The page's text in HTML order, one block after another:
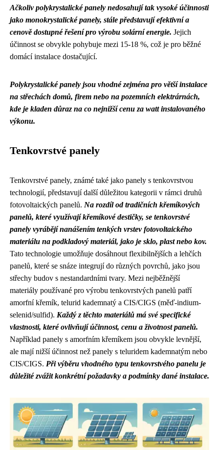
Ačkoliv polykrystalické panely nedosahují tak vysoké účinnosti
jako monokrystalické panely, stále představují efektivní a
cenově dostupné řešení pro výrobu solární energie. Jejich
účinnost se obvykle pohybuje mezi 15-18 %, což je pro běžné
domácí instalace dostačující.
Polykrystalické panely jsou vhodné zejména pro větší instalace
na střechách domů, firem nebo na pozemních elektrárnách,
kde je kladen důraz na co nejnižší cenu za watt instalovaného
výkonu.
Tenkovrstvé panely
Tenkovrstvé panely, známé také jako panely s tenkovrstvou
technologií, představují další důležitou kategorii v rámci druhů
fotovoltaických panelů. Na rozdíl od tradičních křemíkových
panelů, které využívají křemíkové destičky, se tenkovrstvé
panely vyrábějí nanášením tenkých vrstev fotovoltaického
materiálu na podkladový materiál, jako je sklo, plast nebo kov.
Tato technologie umožňuje dosáhnout flexibilnějších a lehčích
panelů, které se snáze integrují do různých povrchů, jako jsou
střechy budov s nestandardními tvary. Mezi nejběžnější
materiály používané pro výrobu tenkovrstvých panelů patří
amorfní křemík, telurid kademnatý a CIS/CIGS (měď-indium-
selenid/sulfid). Každý z těchto materiálů má své specifické
vlastnosti, které ovlivňují účinnost, cenu a životnost panelů.
Například panely s amorfním křemíkem jsou obvykle levnější,
ale mají nižší účinnost než panely s teluridem kademnatým nebo
CIS/CIGS. Při výběru vhodného typu tenkovrstvého panelu je
důležité zvážit konkrétní požadavky a podmínky dané instalace.